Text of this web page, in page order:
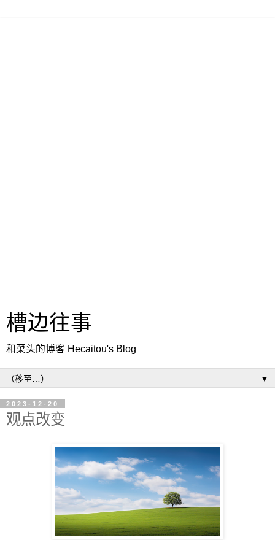
槽边往事
和菜头的博客 Hecaitou's Blog
▼
2023-12-20
观点改变